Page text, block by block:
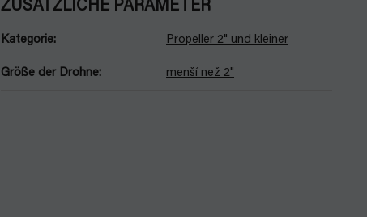
ZUSÄTZLICHE PARAMETER
Kategorie: Propeller 2" und kleiner
Größe der Drohne: menší než 2"